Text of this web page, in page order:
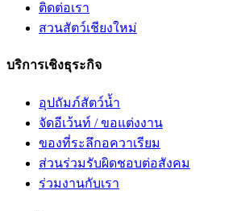
ติดต่อเรา
สวนสัตว์เชียงใหม่
บริการเชิงธุระกิจ
อุปถัมภ์สัตว์น้ำ
จัดอีเว้นท์ / ขอแต่งงาน
ของที่ระลึกอควาเรียม
ส่วนร่วมรับผิดชอบต่อสังคม
ร่วมงานกับเรา